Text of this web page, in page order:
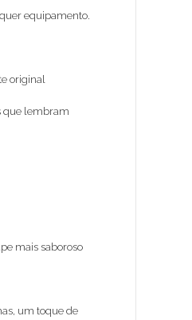
equipamento.
original
que lembram
mais saboroso
um toque de